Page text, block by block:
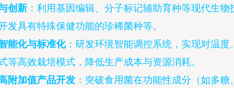
创新 ：利用基因编辑、分子标记辅助育种等现代生
发具有特殊保健功能的珍稀菌种等。
能化与标准化：研发环境智能调控系统，实现对温
等高效栽培模式，降低生产成本与资源消耗。
附加值产品开发 ：突破食用菌在功能性成分（如多